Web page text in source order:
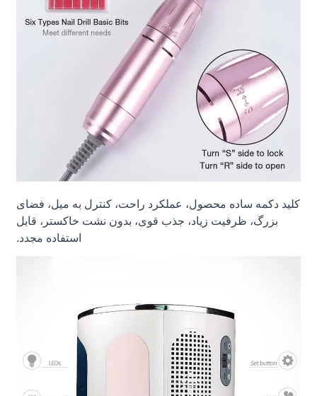
کلید دکمه ساده محصول، عملکرد راحت، کنترل به میل، فضای
بزرگ، ظرفیت زیاد، جذب قوی، بدون نشت خاکستر، قابل
استفاده مجدد.